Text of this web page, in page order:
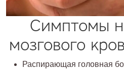
Симптомы
мозгового
Распирающая головная